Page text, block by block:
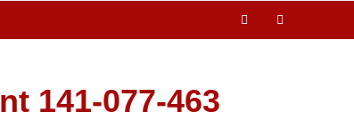
141-077-463